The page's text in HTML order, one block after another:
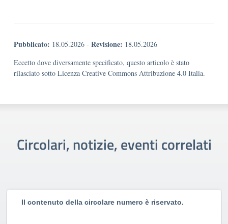
Pubblicato: 18.05.2026 - Revisione: 18.05.2026
Eccetto dove diversamente specificato, questo articolo è stato
rilasciato sotto Licenza Creative Commons Attribuzione 4.0 Italia.
Circolari, notizie, eventi correlati
Il contenuto della circolare numero è riservato.